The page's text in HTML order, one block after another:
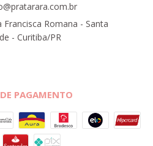
Francisca Romana - Santa
- Curitiba/PR
PAGAMENTO